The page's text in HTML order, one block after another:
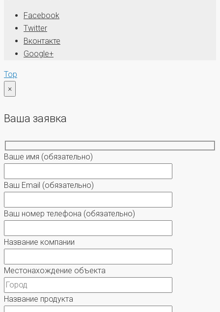
Facebook
Twitter
Вконтакте
Google+
Top
×
Ваша заявка
Ваше имя (обязательно)
Ваш Email (обязательно)
Ваш номер телефона (обязательно)
Название компании
Местонахождение объекта
Название продукта